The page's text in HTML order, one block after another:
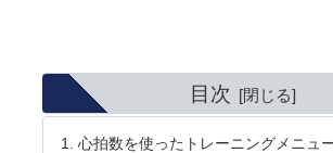
目次
心拍数を使ったトレーニングメニュ